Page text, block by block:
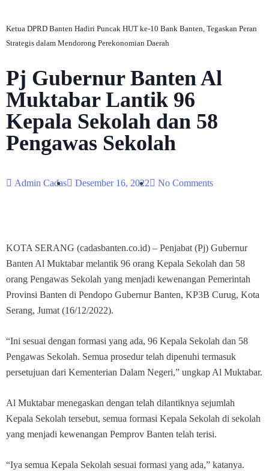
Ketua DPRD Banten Hadiri Puncak HUT ke-10 Bank Banten, Tegaskan Peran
Strategis dalam Mendorong Perekonomian Daerah
Pj Gubernur Banten Al
Muktabar Lantik 96
Kepala Sekolah dan 58
Pengawas Sekolah
Admin Cadas Desember 16, 2022 No Comments
KOTA SERANG (cadasbanten.co.id) – Penjabat (Pj) Gubernur
Banten Al Muktabar melantik 96 orang Kepala Sekolah dan 58
orang Pengawas Sekolah yang menjadi kewenangan Pemerintah
Provinsi Banten di Pendopo Gubernur Banten, KP3B Curug, Kota
Serang, Jumat (16/12/2022).
“Ini sesuai dengan formasi yang ada, 96 Kepala Sekolah dan 58
Pengawas Sekolah. Semua prosedur telah dipenuhi termasuk
persetujuan dari Kementerian Dalam Negeri,” ungkap Al Muktabar.
Al Muktabar menegaskan dengan telah dilantiknya sejumlah
Kepala Sekolah tersebut, semua formasi Kepala Sekolah di sekolah
yang menjadi kewenangan Pemprov Banten telah terisi.
“Iya semua Kepala Sekolah sesuai formasi yang ada,” katanya.